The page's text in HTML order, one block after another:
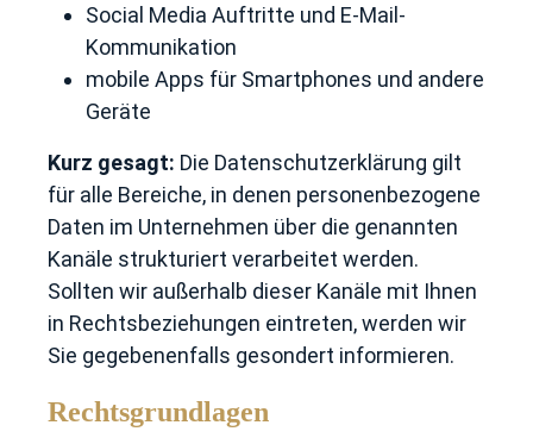
Social Media Auftritte und E-Mail-
Kommunikation
mobile Apps für Smartphones und andere
Geräte
Kurz gesagt: Die Datenschutzerklärung gilt
für alle Bereiche, in denen personenbezogene
Daten im Unternehmen über die genannten
Kanäle strukturiert verarbeitet werden.
Sollten wir außerhalb dieser Kanäle mit Ihnen
in Rechtsbeziehungen eintreten, werden wir
Sie gegebenenfalls gesondert informieren.
Rechtsgrundlagen